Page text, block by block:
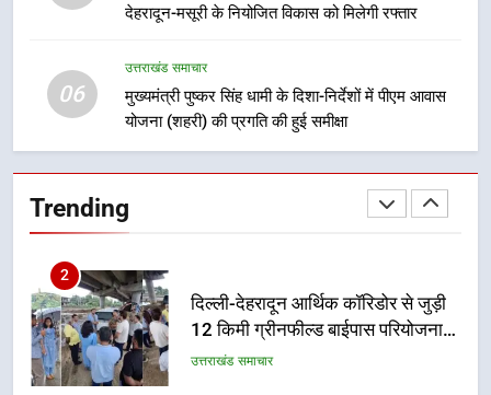
देहरादून-मसूरी के नियोजित विकास को मिलेगी रफ्तार
06
उत्तराखंड समाचार
मुख्यमंत्री पुष्कर सिंह धामी के दिशा-निर्देशों में पीएम आवास
योजना (शहरी) की प्रगति की हुई समीक्षा
Trending
मुख्यमंत्री धामी बोले- युवाओं को रोजगार
वाले महीनों में हजारों पदों पर की जाएगी
भर्ती
उत्तराखंड समाचार
12 किमी ग्रीनफील्ड बाईपास परियोजना
का डीएम ने किया निरीक्षण; समयबद्ध एवं
नहींः डीएम
3
459 करोड़ से एचएनबी गढ़वाल
विश्वविद्यालय में अनुसंधान संरचना होगी
सुदृढ
उत्तराखंड समाचार